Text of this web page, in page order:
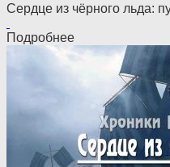
Сердце из чёрного льда:
Подробнее